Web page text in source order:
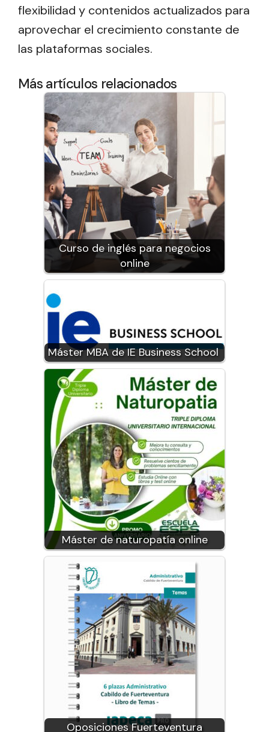
flexibilidad y contenidos actualizados para
aprovechar el crecimiento constante de
las plataformas sociales.
Más artículos relacionados
Curso de inglés para negocios
online
Máster MBA de IE Business School
Máster de naturopatía online
Oposiciones Fuerteventura